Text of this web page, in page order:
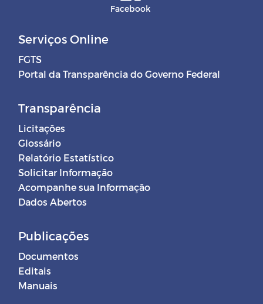
Facebook
Serviços Online
FGTS
Portal da Transparência do Governo Federal
Transparência
Licitações
Glossário
Relatório Estatístico
Solicitar Informação
Acompanhe sua Informação
Dados Abertos
Publicações
Documentos
Editais
Manuais